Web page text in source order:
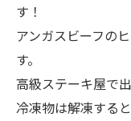
す！
アンガスビーフの
す。
高級ステーキ屋で
冷凍物は解凍する